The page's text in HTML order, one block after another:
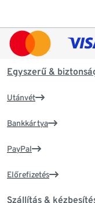
Egyszerű &
Utánvét
Bankkártya
PayPal
Előrefizetés
Szállítás &